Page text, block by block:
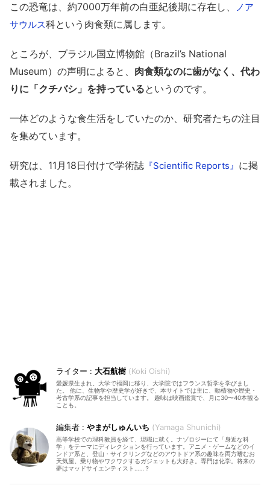
この恐竜は、約7000万年前の白亜紀後期に存在し、
ノア
サウルス科という肉食類に属します。
ところが、ブラジル国立博物館（Brazil’s National
Museum）の声明によると、 肉食類なのに歯がなく、代わ
りに「クチバシ」を持っているというのです。
一体どのような食生活をしていたのか、研究者たちの注目
を集めています。
研究は、11月18日付けで学術誌 『Scientific Reports』 に掲
載されました。
大石航樹 Koki Oishi
愛媛県生まれ。大学で福岡に移り、大学院ではフランス哲学を学びまし
た。 他に、生物学や歴史学が好きで、本サイトでは主に、動植物や歴史・
考古学系の記事を担当しています。 趣味は映画鑑賞で、月に30〜40本観る
ことも。
やまがしゅんいち Yamaga Shunichi
高等学校での理科教員を経て、現職に就く。ナゾロジーにて「身近な科
学」をテーマにディレクションを行っています。アニメ・ゲームなどのイ
ンドア系と、登山・サイクリングなどのアウトドア系の趣味を両方嗜むお
天気屋。乗り物やワクワクするガジェットも大好き。専門は化学。将来の
夢はマッドサイエンティスト……？